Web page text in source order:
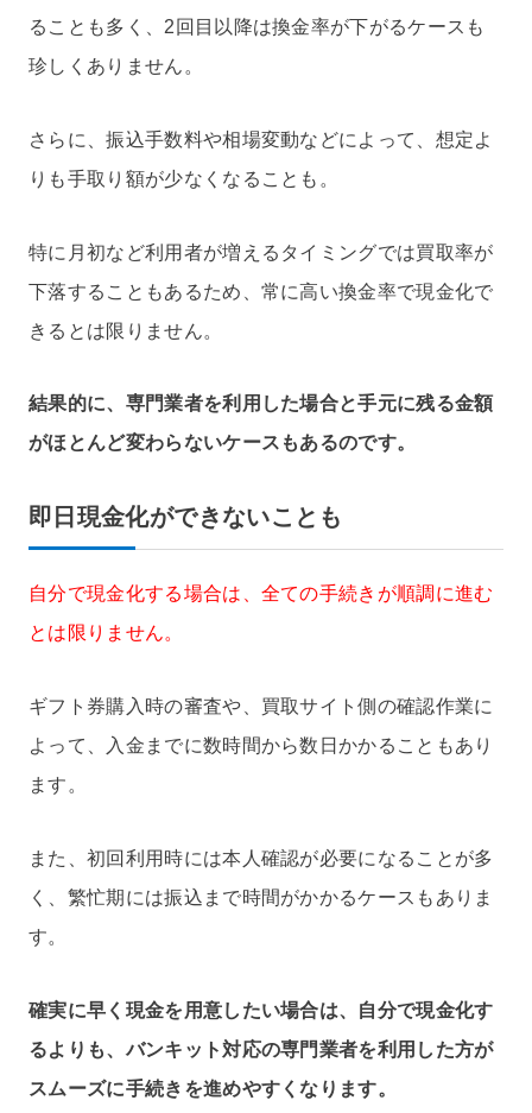
ることも多く、2回目以降は換金率が下がるケースも
珍しくありません。
さらに、振込手数料や相場変動などによって、想定よ
りも手取り額が少なくなることも。
特に月初など利用者が増えるタイミングでは買取率が
下落することもあるため、常に高い換金率で現金化で
きるとは限りません。
結果的に、専門業者を利用した場合と手元に残る金額
がほとんど変わらないケースもあるのです。
即日現金化ができないことも
自分で現金化する場合は、全ての手続きが順調に進む
とは限りません。
ギフト券購入時の審査や、買取サイト側の確認作業に
よって、入金までに数時間から数日かかることもあり
ます。
また、初回利用時には本人確認が必要になることが多
く、繁忙期には振込まで時間がかかるケースもありま
す。
確実に早く現金を用意したい場合は、自分で現金化す
るよりも、バンキット対応の専門業者を利用した方が
スムーズに手続きを進めやすくなります。